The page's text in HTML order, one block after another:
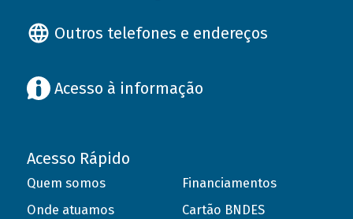
Outros telefones e endereços
Acesso à informação
Acesso Rápido
Quem somos
Onde atuamos
Financiamentos
Cartão BNDES